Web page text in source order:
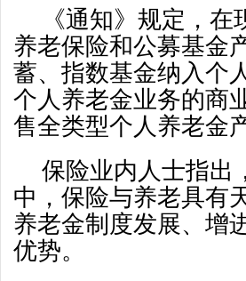
《通知》规定，
养老保险和公募基金
蓄、指数基金纳入个
个人养老金业务的商
售全类型个人养老金
保险业内人士指出
中，保险与养老具有
养老金制度发展、增
优势。